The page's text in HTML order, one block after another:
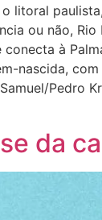
litoral
ou não,
à
nascida,
Pedro
da